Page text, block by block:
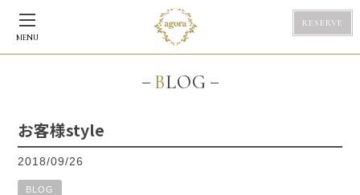
MENU
RESERVE
BLOG
お客様style
2018/09/26
BLOG